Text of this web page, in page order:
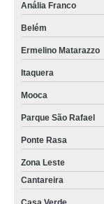
calandra tubo inox Vila
indústria de calandra
indústria de calandra
calandras tubo Araçatuba
venda de calandra tubo
calandra tubo
calandra manual para
calandra de tubo sob
Anália Franco
Belém
Ermelino Matarazzo
Itaquera
Mooca
Parque São Rafael
Ponte Rasa
Zona Leste
Cantareira